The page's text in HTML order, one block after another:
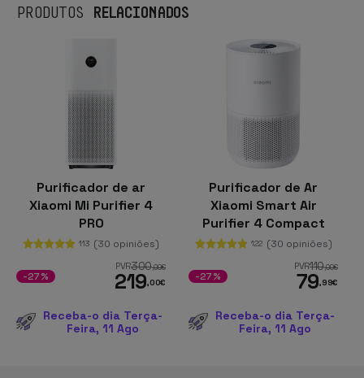
PRODUTOS RELACIONADOS
Purificador de ar
Xiaomi Mi Purifier 4
PRO
113 (30 opiniões)
PVR300,00€
219,00€
-27%
Receba-o dia Terça-
Feira, 11 Ago
Purificador de Ar
Xiaomi Smart Air
Purifier 4 Compact
122 (30 opiniões)
PVR110,00€
79,99€
-27%
Receba-o dia Terça-
Feira, 11 Ago